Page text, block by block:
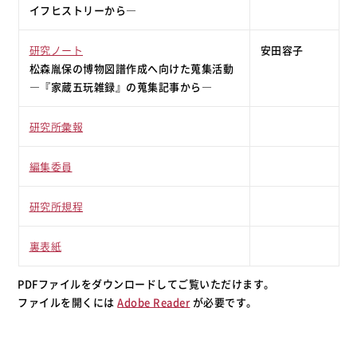
イフヒストリーから―
研究ノート
松森胤保の博物図譜作成へ向けた蒐集活動
―『家蔵五玩雑録』の蒐集記事から―
安田容子
研究所彙報
編集委員
研究所規程
裏表紙
PDFファイルをダウンロードしてご覧いただけます。
ファイルを開くにはAdobe Readerが必要です。